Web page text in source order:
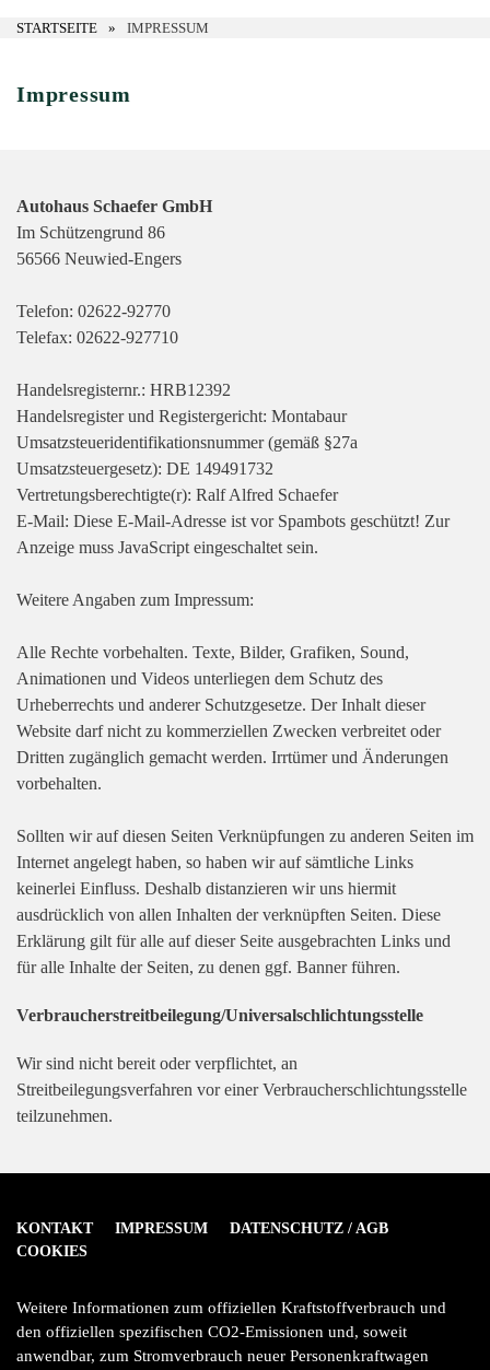
STARTSEITE IMPRESSUM
Impressum
Autohaus Schaefer GmbH
Im Schützengrund 86
56566 Neuwied-Engers
Telefon: 02622-92770
Telefax: 02622-927710
Handelsregisternr.: HRB12392
Handelsregister und Registergericht: Montabaur
Umsatzsteueridentifikationsnummer (gemäß §27a
Umsatzsteuergesetz): DE 149491732
Vertretungsberechtigte(r): Ralf Alfred Schaefer
E-Mail: Diese E-Mail-Adresse ist vor Spambots geschützt! Zur
Anzeige muss JavaScript eingeschaltet sein.
Weitere Angaben zum Impressum:
Alle Rechte vorbehalten. Texte, Bilder, Grafiken, Sound,
Animationen und Videos unterliegen dem Schutz des
Urheberrechts und anderer Schutzgesetze. Der Inhalt dieser
Website darf nicht zu kommerziellen Zwecken verbreitet oder
Dritten zugänglich gemacht werden. Irrtümer und Änderungen
vorbehalten.
Sollten wir auf diesen Seiten Verknüpfungen zu anderen Seiten im
Internet angelegt haben, so haben wir auf sämtliche Links
keinerlei Einfluss. Deshalb distanzieren wir uns hiermit
ausdrücklich von allen Inhalten der verknüpften Seiten. Diese
Erklärung gilt für alle auf dieser Seite ausgebrachten Links und
für alle Inhalte der Seiten, zu denen ggf. Banner führen.
Verbraucher­streit­beilegung/Universal­schlichtungs­stelle
Wir sind nicht bereit oder verpflichtet, an
Streitbeilegungsverfahren vor einer Verbraucherschlichtungsstelle
teilzunehmen.
KONTAKT IMPRESSUM
DATENSCHUTZ / AGB
COOKIES
Weitere Informationen zum offiziellen Kraftstoffverbrauch und
den offiziellen spezifischen CO2-Emissionen und, soweit
anwendbar, zum Stromverbrauch neuer Personenkraftwagen